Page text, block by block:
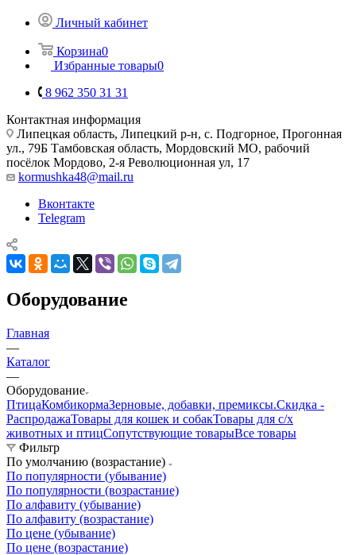
Личный кабинет
Корзина0
Избранные товары0
8 962 350 31 31
Контактная информация
Липецкая область, Липецкий р-н, с. Подгорное, Прогонная
ул., 79Б Тамбовская область, Мордовский МО, рабочий
посёлок Мордово, 2-я Революционная ул, 17
kormushka48@mail.ru
Вконтакте
Telegram
Оборудование
Главная
—
Каталог
—
Оборудование
ПтицаКомбикормаЗерновые, добавки, премиксы.Скидка -
РаспродажаТовары для кошек и собакТовары для с/х
животных и птицСопутствующие товарыВсе товары
Фильтр
По умолчанию (возрастание)
По популярности (убывание)
По популярности (возрастание)
По алфавиту (убывание)
По алфавиту (возрастание)
По цене (убывание)
По цене (возрастание)